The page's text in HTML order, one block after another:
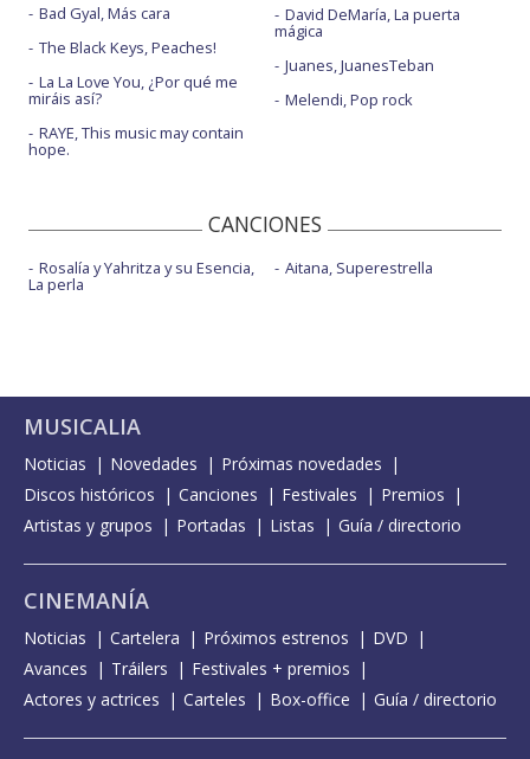
Bad Gyal, Más cara
The Black Keys, Peaches!
La La Love You, ¿Por qué me
miráis así?
RAYE, This music may contain
hope.
David DeMaría, La puerta
mágica
Juanes, JuanesTeban
Melendi, Pop rock
CANCIONES
Rosalía y Yahritza y su Esencia,
La perla
Aitana, Superestrella
MUSICALIA
Noticias Novedades
Próximas novedades
Discos históricos
Canciones Festivales
Premios
Artistas y grupos
Portadas Listas Guía / directorio
CINEMANÍA
Noticias Cartelera Próximos estrenos
DVD
Avances
Tráilers
Festivales + premios
Actores y actrices
Carteles Box-office Guía / directorio